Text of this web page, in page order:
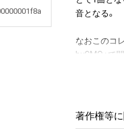
音となる。
なおこのコ
byGMO」で
譜を入手で
入者限定の
ルで送付しま
著作権等